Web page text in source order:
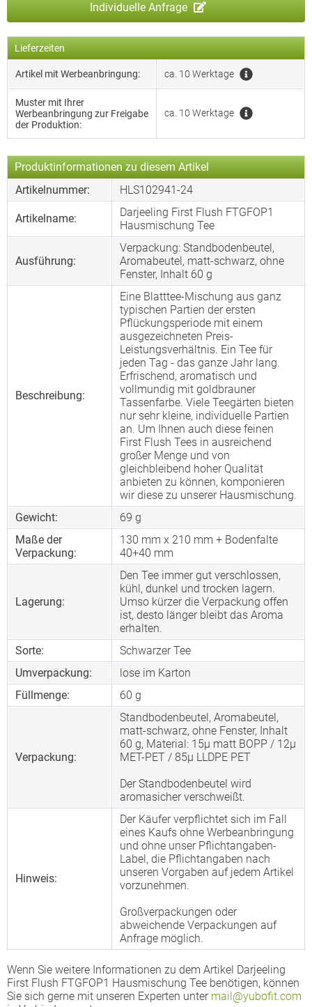
Individuelle Anfrage
Lieferzeiten
Artikel mit Werbeanbringung: ca. 10 Werktage
Muster mit Ihrer
Werbeanbringung zur Freigabe
der Produktion:
ca. 10 Werktage
Produktinformationen zu diesem Artikel
Artikelnummer:
HLS102941-24
Artikelname:
Darjeeling First Flush FTGFOP1
Hausmischung Tee
Ausführung:
Verpackung: Standbodenbeutel,
Aromabeutel, matt-schwarz, ohne
Fenster, Inhalt 60 g
Beschreibung:
Eine Blatttee-Mischung aus ganz
typischen Partien der ersten
Pflückungsperiode mit einem
ausgezeichneten Preis-
Leistungsverhältnis. Ein Tee für
jeden Tag - das ganze Jahr lang.
Erfrischend, aromatisch und
vollmundig mit goldbrauner
Tassenfarbe. Viele Teegärten bieten
nur sehr kleine, individuelle Partien
an. Um Ihnen auch diese feinen
First Flush Tees in ausreichend
großer Menge und von
gleichbleibend hoher Qualität
anbieten zu können, komponieren
wir diese zu unserer Hausmischung.
Gewicht:
69 g
Maße der
Verpackung:
130 mm x 210 mm + Bodenfalte
40+40 mm
Lagerung:
Den Tee immer gut verschlossen,
kühl, dunkel und trocken lagern.
Umso kürzer die Verpackung offen
ist, desto länger bleibt das Aroma
erhalten.
Sorte:
Schwarzer Tee
Umverpackung:
lose im Karton
Füllmenge:
60 g
Verpackung:
Standbodenbeutel, Aromabeutel,
matt-schwarz, ohne Fenster, Inhalt
60 g, Material: 15µ matt BOPP / 12µ
MET-PET / 85µ LLDPE PET
Der Standbodenbeutel wird
aromasicher verschweißt.
Hinweis:
Der Käufer verpflichtet sich im Fall
eines Kaufs ohne Werbeanbringung
und ohne unser Pflichtangaben-
Label, die Pflichtangaben nach
unseren Vorgaben auf jedem Artikel
vorzunehmen.
Großverpackungen oder
abweichende Verpackungen auf
Anfrage möglich.
Wenn Sie weitere Informationen zu dem Artikel Darjeeling
First Flush FTGFOP1 Hausmischung Tee benötigen, können
Sie sich gerne mit unseren Experten unter mail@yubofit.com